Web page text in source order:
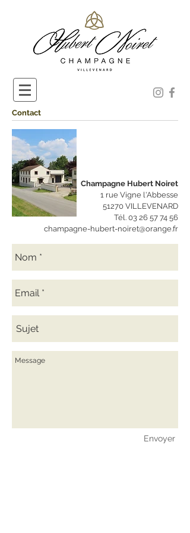
Contact
Champagne Hubert Noiret
1 rue Vigne l'Abbesse
51270 VILLEVENARD
Tél. 03 26 57 74 56
champagne-hubert-noiret@orange.fr
Envoyer